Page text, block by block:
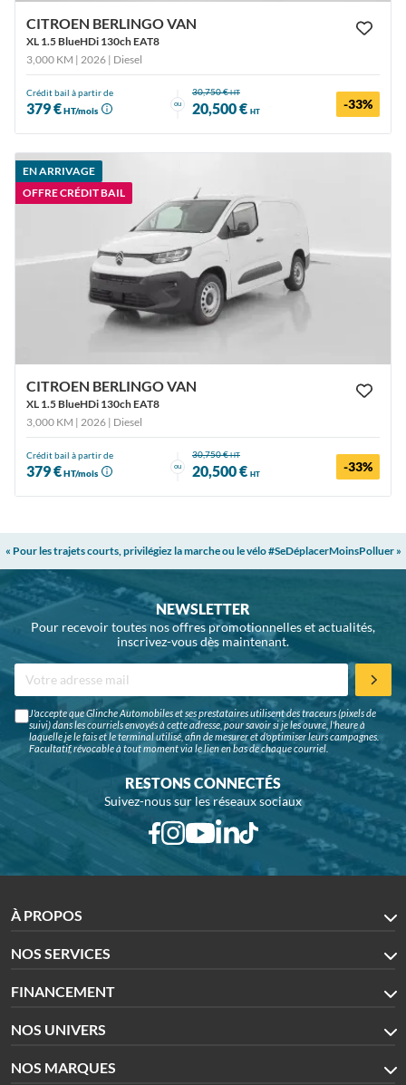
CITROEN BERLINGO VAN
XL 1.5 BlueHDi 130ch EAT8
3,000 KM | 2026 | Diesel
Crédit bail à partir de
379 €HT/mois
ou
30,750 €HT
20,500 € HT -33%
EN ARRIVAGE
OFFRE CRÉDIT BAIL
CITROEN BERLINGO VAN
XL 1.5 BlueHDi 130ch EAT8
3,000 KM | 2026 | Diesel
Crédit bail à partir de
379 €HT/mois
ou
30,750 €HT
20,500 € HT -33%
« Pour les trajets courts, privilégiez la marche ou le vélo #SeDéplacerMoinsPolluer »
NEWSLETTER
Pour recevoir toutes nos offres promotionnelles et actualités,
inscrivez-vous dès maintenant.
J'accepte que Glinche Automobiles et ses prestataires utilisent des traceurs (pixels de
suivi) dans les courriels envoyés à cette adresse, pour savoir si je les ouvre, l'heure à
laquelle je le fais et le terminal utilisé, afin de mesurer et d'optimiser leurs campagnes.
Facultatif, révocable à tout moment via le lien en bas de chaque courriel.
RESTONS CONNECTÉS
Suivez-nous sur les réseaux sociaux
À PROPOS
NOS SERVICES
FINANCEMENT
NOS UNIVERS
NOS MARQUES